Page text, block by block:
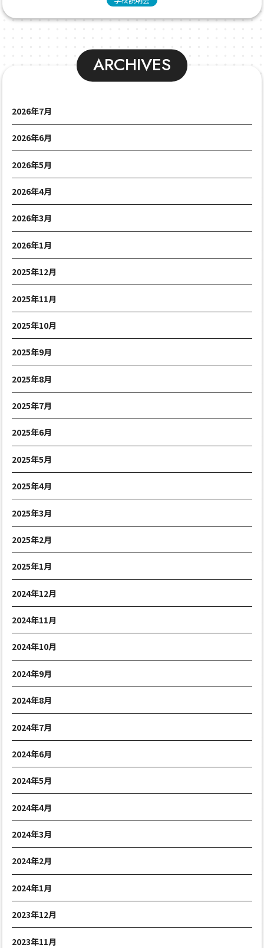
ARCHIVES
2026年7月
2026年6月
2026年5月
2026年4月
2026年3月
2026年1月
2025年12月
2025年11月
2025年10月
2025年9月
2025年8月
2025年7月
2025年6月
2025年5月
2025年4月
2025年3月
2025年2月
2025年1月
2024年12月
2024年11月
2024年10月
2024年9月
2024年8月
2024年7月
2024年6月
2024年5月
2024年4月
2024年3月
2024年2月
2024年1月
2023年12月
2023年11月